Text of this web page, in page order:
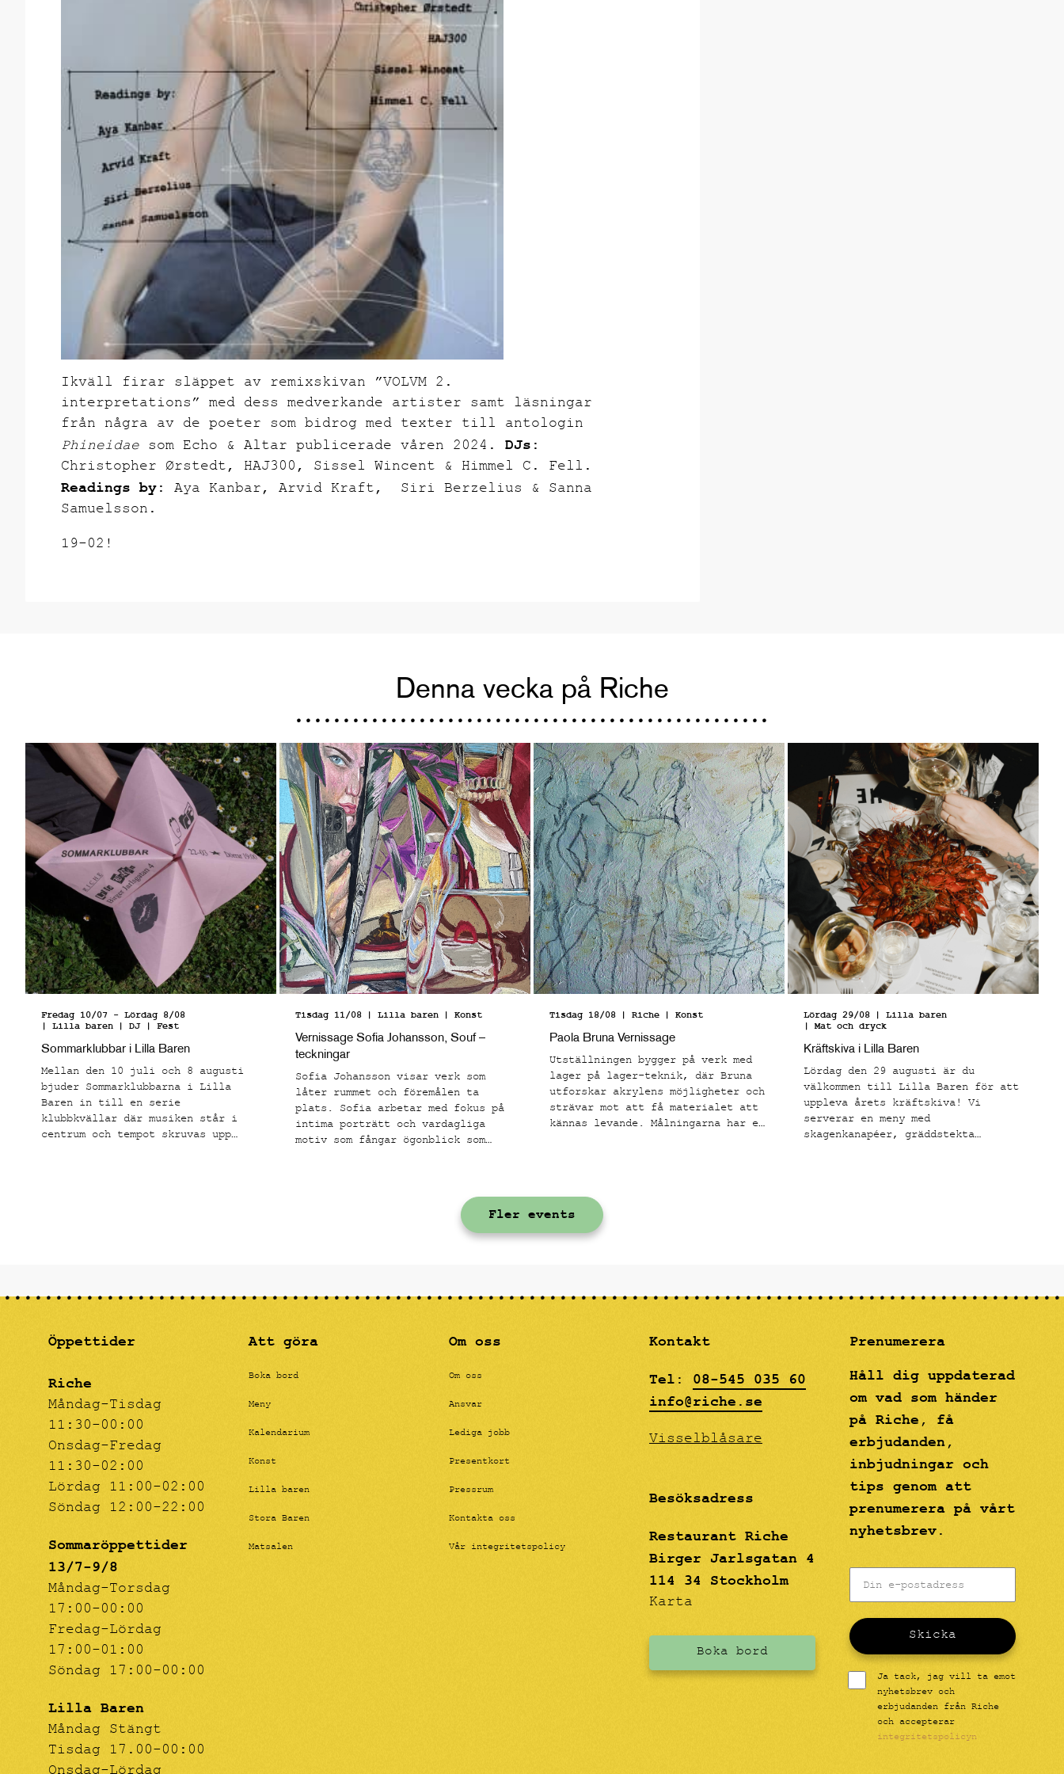
Ikväll firar släppet av remixskivan ”VOLVM 2.
interpretations” med dess medverkande artister samt läsningar
från några av de poeter som bidrog med texter till antologin
Phineidae som Echo & Altar publicerade våren 2024. DJs:
Christopher Ørstedt, HAJ300, Sissel Wincent & Himmel C. Fell.
Readings by: Aya Kanbar, Arvid Kraft, Siri Berzelius & Sanna
Samuelsson.
19-02!
Denna vecka på Riche
Fredag 10/07 - Lördag 8/08
| Lilla baren | DJ | Fest
Sommarklubbar i Lilla Baren
Mellan den 10 juli och 8 augusti
bjuder Sommarklubbarna i Lilla
Baren in till en serie
klubbkvällar där musiken står i
centrum och tempot skruvas upp
Tisdag 11/08 | Lilla baren | Konst
Vernissage Sofia Johansson, Souf –
teckningar
Sofia Johansson visar verk som
låter rummet och föremålen ta
plats. Sofia arbetar med fokus på
intima porträtt och vardagliga
motiv som fångar ögonblick som
Tisdag 18/08 | Riche | Konst
Paola Bruna Vernissage
Utställningen bygger på verk med
lager på lager-teknik, där Bruna
utforskar akrylens möjligheter och
strävar mot att få materialet att
kännas levande. Målningarna har en
tankarna till klassiskt måleri och
teckning, men i kontrast mot den
här grova ytan. Paola har
akryl, effekten blir en "drömmig"
Lördag 29/08 | Lilla baren
| Mat och dryck
Kräftskiva i Lilla Baren
Lördag den 29 augusti är du
välkommen till Lilla Baren för att
uppleva årets kräftskiva! Vi
serverar en meny med
skagenkanapéer, gräddstekta
Fler events
Öppettider
Riche
Måndag-Tisdag
11:30-00:00
Onsdag-Fredag
11:30-02:00
Lördag 11:00-02:00
Söndag 12:00-22:00
Sommaröppettider
13/7-9/8
Måndag-Torsdag
17:00-00:00
Fredag-Lördag
17:00-01:00
Söndag 17:00-00:00
Lilla Baren
Måndag Stängt
Tisdag 17.00-00:00
Att göra
Boka bord
Meny
Kalendarium
Konst
Lilla baren
Stora Baren
Matsalen
Om oss
Om oss
Ansvar
Lediga jobb
Presentkort
Pressrum
Kontakta oss
Vår integritetspolicy
Kontakt
Tel: 08-545 035 60
info@riche.se
Visselblåsare
Besöksadress
Restaurant Riche
Birger Jarlsgatan 4
114 34 Stockholm
Karta
Boka bord
Prenumerera
Håll dig uppdaterad
om vad som händer
på Riche, få
erbjudanden,
inbjudningar och
tips genom att
prenumerera på vårt
nyhetsbrev.
Skicka
Ja tack, jag vill ta emot
nyhetsbrev och
erbjudanden från Riche
och accepterar
integritetspolicyn